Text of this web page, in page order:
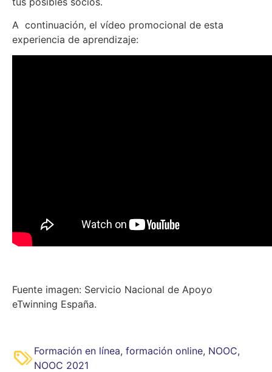
A continuación, el vídeo promocional de esta
experiencia de aprendizaje:
Fuente imagen: Servicio Nacional de Apoyo
eTwinning España.
Formación en línea, formación online, NOOC,
NOOC 2021